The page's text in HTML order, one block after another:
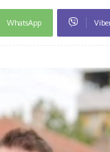
WhatsApp